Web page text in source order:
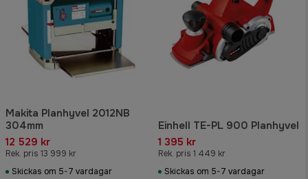
Makita Planhyvel 2012NB
304mm
12 529 kr
Rek. pris 13 999 kr
Skickas om 5-7 vardagar
Einhell TE-PL 900 Planhyvel
1 395 kr
Rek. pris 1 449 kr
Skickas om 5-7 vardagar